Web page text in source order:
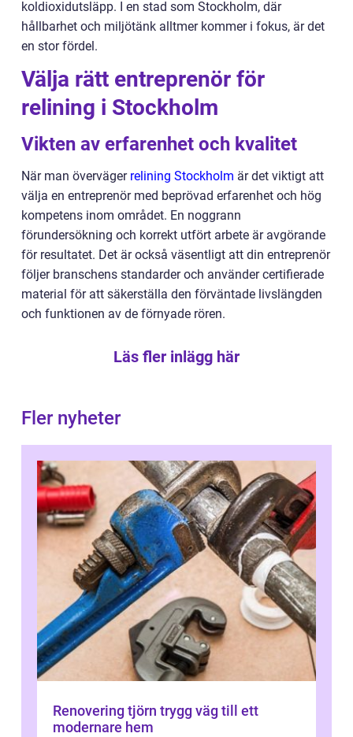
koldioxidutsläpp. I en stad som Stockholm, där
hållbarhet och miljötänk alltmer kommer i fokus, är det
en stor fördel.
Välja rätt entreprenör för
relining i Stockholm
Vikten av erfarenhet och kvalitet
När man överväger relining Stockholm är det viktigt att
välja en entreprenör med beprövad erfarenhet och hög
kompetens inom området. En noggrann
förundersökning och korrekt utfört arbete är avgörande
för resultatet. Det är också väsentligt att din entreprenör
följer branschens standarder och använder certifierade
material för att säkerställa den förväntade livslängden
och funktionen av de förnyade rören.
Läs fler inlägg här
Fler nyheter
Renovering tjörn trygg väg till ett
modernare hem